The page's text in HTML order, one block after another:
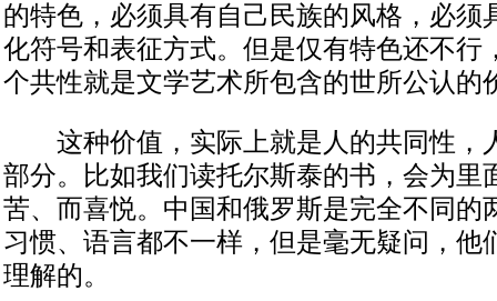
的特色，必须具有自己民族的风格，必须
化符号和表征方式。但是仅有特色还不行
个共性就是文学艺术所包含的世所公认的
这种价值，实际上就是人的共同性，
部分。比如我们读托尔斯泰的书，会为里
苦、而喜悦。中国和俄罗斯是完全不同的
习惯、语言都不一样，但是毫无疑问，他
理解的。